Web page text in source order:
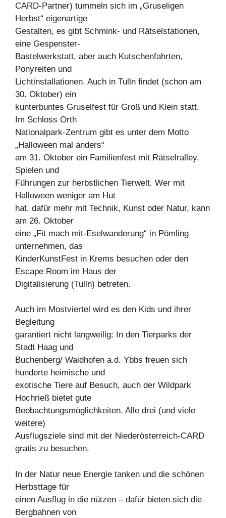
CARD-Partner) tummeln sich im „Gruseligen
Herbst“ eigenartige
Gestalten, es gibt Schmink- und Rätselstationen,
eine Gespenster-
Bastelwerkstatt, aber auch Kutschenfahrten,
Ponyreiten und
Lichtinstallationen. Auch in Tulln findet (schon am
30. Oktober) ein
kunterbuntes Gruselfest für Groß und Klein statt.
Im Schloss Orth
Nationalpark-Zentrum gibt es unter dem Motto
„Halloween mal anders“
am 31. Oktober ein Familienfest mit Rätselralley,
Spielen und
Führungen zur herbstlichen Tierwelt. Wer mit
Halloween weniger am Hut
hat, dafür mehr mit Technik, Kunst oder Natur, kann
am 26. Oktober
eine „Fit mach mit-Eselwanderung“ in Pömling
unternehmen, das
KinderKunstFest in Krems besuchen oder den
Escape Room im Haus der
Digitalisierung (Tulln) betreten.
Auch im Mostviertel wird es den Kids und ihrer
Begleitung
garantiert nicht langweilig: In den Tierparks der
Stadt Haag und
Buchenberg/ Waidhofen a.d. Ybbs freuen sich
hunderte heimische und
exotische Tiere auf Besuch, auch der Wildpark
Hochrieß bietet gute
Beobachtungsmöglichkeiten. Alle drei (und viele
weitere)
Ausflugsziele sind mit der Niederösterreich-CARD
gratis zu besuchen.
In der Natur neue Energie tanken und die schönen
Herbsttage für
einen Ausflug in die nützen – dafür bieten sich die
Bergbahnen von